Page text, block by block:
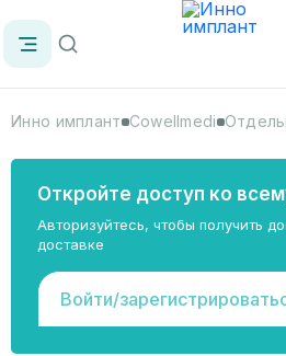
Инно имплант Cowellmedi
Откройте доступ ко
Авторизуйтесь, чтобы получить
доставке
Войти/